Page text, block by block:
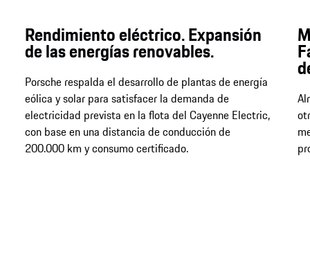
Rendimiento eléctrico. Expansión
de las energías renovables.
Porsche respalda el desarrollo de plantas de energía
eólica y solar para satisfacer la demanda de
electricidad prevista en la flota del Cayenne Electric,
con base en una distancia de conducción de
200.000 km y consumo certificado.